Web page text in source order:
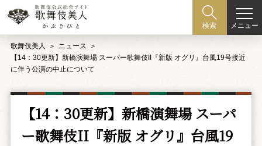
検索 メニュー
歌舞伎美人
ニュース
【14：30更新】新橋演舞場 スーパー歌舞伎II『新版 オグリ』台風19号接近
に伴う公演の中止について
【14：30更新】新橋演舞場 スーパ
ー歌舞伎II『新版 オグリ』台風19